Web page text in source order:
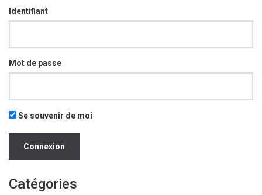
Identifiant
Mot de passe
Se souvenir de moi
Catégories